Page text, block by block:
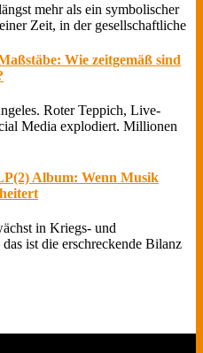
mehr als ein symbolischer
Zeit, in der gesellschaftliche
Wie zeitgemäß sind
Roter Teppich, Live-
Media explodiert. Millionen
Album: Wenn Musik
in Kriegs- und
ist die erschreckende Bilanz